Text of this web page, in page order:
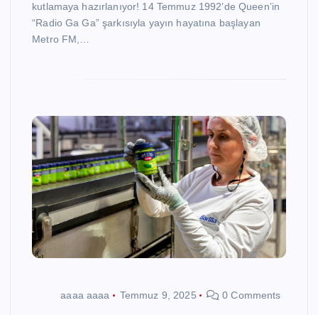
kutlamaya hazırlanıyor! 14 Temmuz 1992’de Queen’in
“Radio Ga Ga” şarkısıyla yayın hayatına başlayan
Metro FM,…
aaaa aaaa Temmuz 9, 2025 0 Comments